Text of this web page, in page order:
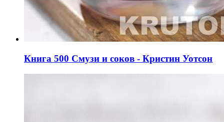
Книга 500 Смузи и соков - Кристин Уотсон